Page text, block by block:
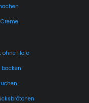
ohne Hefe
backen